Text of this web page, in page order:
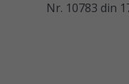
Nr. 10783 din